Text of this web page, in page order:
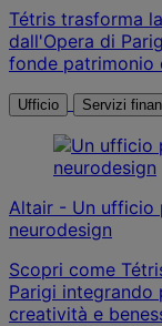
Tétris trasforma
dall'Opera di
fonde patrimonio
Ufficio Servizi
Altair - Un ufficio
neurodesign
Scopri come
Parigi integrando
creatività e